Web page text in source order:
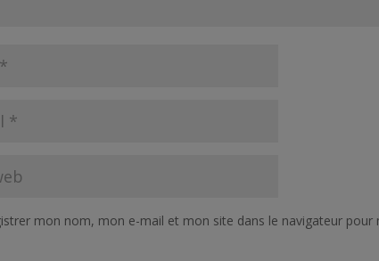
mon nom, mon e-mail et mon site dans le navigateur